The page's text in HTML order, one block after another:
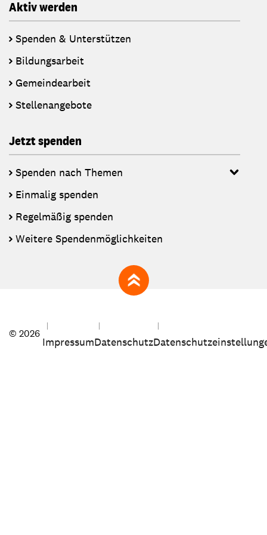
Aktiv werden
Spenden & Unterstützen
Bildungsarbeit
Gemeindearbeit
Stellenangebote
Jetzt spenden
Spenden nach Themen
Einmalig spenden
Regelmäßig spenden
Weitere Spendenmöglichkeiten
zum Seitenanfang
© 2026
ImpressumDatenschutz